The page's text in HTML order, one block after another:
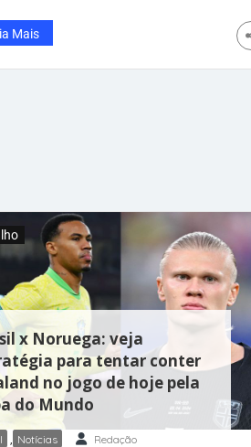
– Fotos: reprodução/ Instagram/
/ @javierhalamadrid/ Impreso
Digital Impressionante, sensacional.
a região mais destruída pelos
que devastaram
Mais
x Noruega: veja
para tentar conter
no jogo de hoje pela
do Mundo
, Notícias Redação